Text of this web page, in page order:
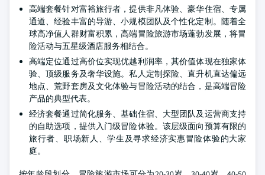
高端套餐针对富裕旅行者，提供非凡体验、豪华住宿、专属
通道、经验丰富的导游、小规模团队及个性化定制。随着全
球高净值人群财富积累，高端冒险旅游市场蓬勃发展，将冒
险活动与五星级酒店服务相结合。
高端定位通过高价位实现优越利润率，其价值体现在独家体
验、顶级服务及奢华设施。私人定制探险、直升机直达偏远
地点、荒野套房及文化体验与冒险活动的结合，是高端冒险
产品的典型代表。
经济套餐通过简化服务、基础住宿、大型团队及运营商支持
的自助选项，提供入门级冒险体验。该层级面向预算有限的
旅行者、职场新人、学生及寻求经济实惠冒险体验的大家
庭。